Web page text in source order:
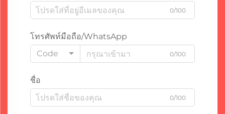
0/100
โทรศัพท์มือถือ/WhatsApp
Code
0/100
ชื่อ
0/100